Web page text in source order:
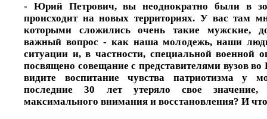
- Юрий Петрович, вы неоднократно были в
происходит на новых территориях. У вас там
которыми сложились очень такие мужские,
важный вопрос - как наша молодежь, наши
ситуации и, в частности, специальной военной
посвящено совещание с представителями вузов
видите воспитание чувства патриотизма у
последние 30 лет утеряло свое значение,
максимального внимания и восстановления? И